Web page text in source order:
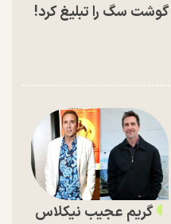
گوشت سگ را تبلیغ کرد!
گریم عجیب نیکلاس